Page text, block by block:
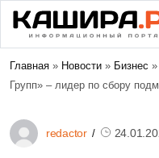
Главная » Новости » Бизнес
Групп» – лидер по сбору
redactor